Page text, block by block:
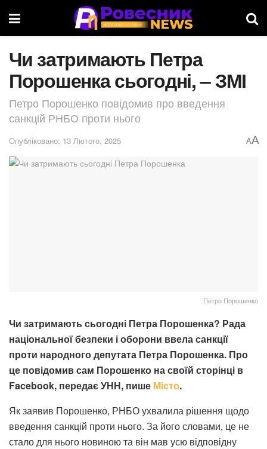
Чи затримають Петра
Порошенка сьогодні, – ЗМІ
Петро Порошенко повідомив про введення
санкцій РНБО проти нього
Опубліковано: 13 Лютого, 2025 AA
Петро Порошенко
Чи затримаютьсьогодні Петра Порошенка? Рада
національної безпеки і оборони ввела санкції
проти народного депутата Петра Порошенка. Про
це повідомив сам Порошенко на своїй сторінці в
Facebook, передає УНН, пише Місто.
Як заявив Порошенко, РНБО ухвалила рішення щодо
введення санкцій проти нього. За його словами, це не
стало для нього новиною та він мав усю відповідну